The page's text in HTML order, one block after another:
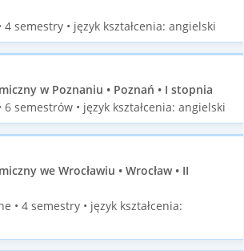
semestry • język kształcenia: angielski
w Poznaniu • Poznań • I stopnia
semestrów • język kształcenia: angielski
we Wrocławiu • Wrocław • II
• 4 semestry • język kształcenia: